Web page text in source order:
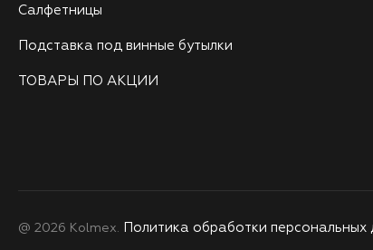
Салфетницы
Подставка под винные бутылки
ТОВАРЫ ПО АКЦИИ
@ 2026 Kolmex. Политика обработки персональных